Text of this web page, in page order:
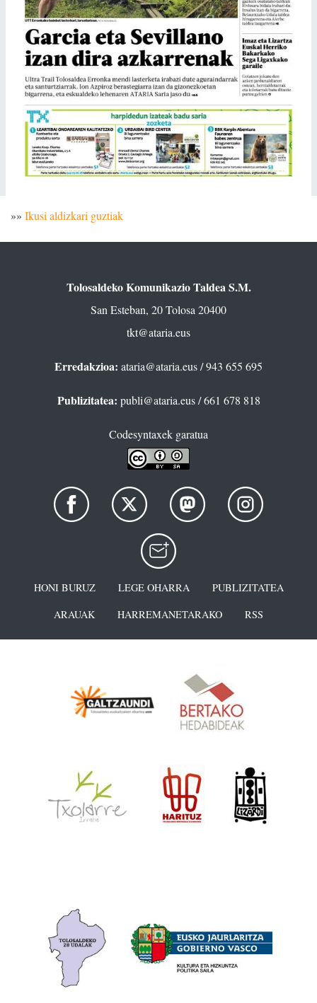
»» Ikusi aldizkari guztiak
Tolosaldeko Komunikazio Taldea S.M.
San Esteban, 20 Tolosa 20400
tkt@ataria.eus
Erredakzioa: ataria@ataria.eus/ 943 655 695
Publizitatea: publi@ataria.eus/ 661 678 818
Codesyntaxek garatua
HONI BURUZ LEGE OHARRA
PUBLIZITATEA
ARAUAK
HARREMANETARAKO RSS